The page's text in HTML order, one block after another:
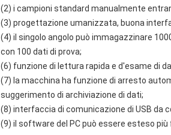
(2) i campioni standard manualmente
(3) progettazione umanizzata, buona
(4) il singolo angolo può immagazzinare
con 100 dati di prova;
(6) funzione di lettura rapida e d'esame di
(7) la macchina ha funzione di arresto
suggerimento di archiviazione di dati;
(8) interfaccia di comunicazione di USB da
(9) il software del PC può essere esteso più